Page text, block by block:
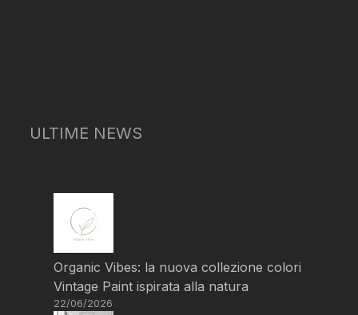
ULTIME NEWS
Organic Vibes: la nuova collezione colori
Vintage Paint ispirata alla natura
22/06/2026